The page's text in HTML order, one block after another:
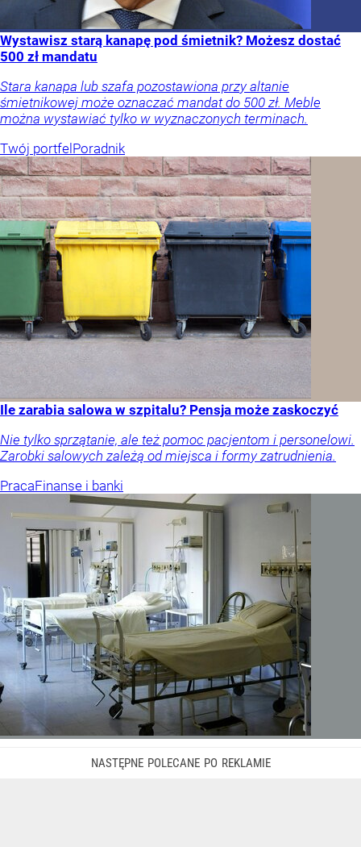
Wystawisz starą kanapę pod śmietnik? Możesz dostać
500 zł mandatu
Stara kanapa lub szafa pozostawiona przy altanie
śmietnikowej może oznaczać mandat do 500 zł. Meble
można wystawiać tylko w wyznaczonych terminach.
Twój portfelPoradnik
Ile zarabia salowa w szpitalu? Pensja może zaskoczyć
Nie tylko sprzątanie, ale też pomoc pacjentom i personelowi.
Zarobki salowych zależą od miejsca i formy zatrudnienia.
PracaFinanse i banki